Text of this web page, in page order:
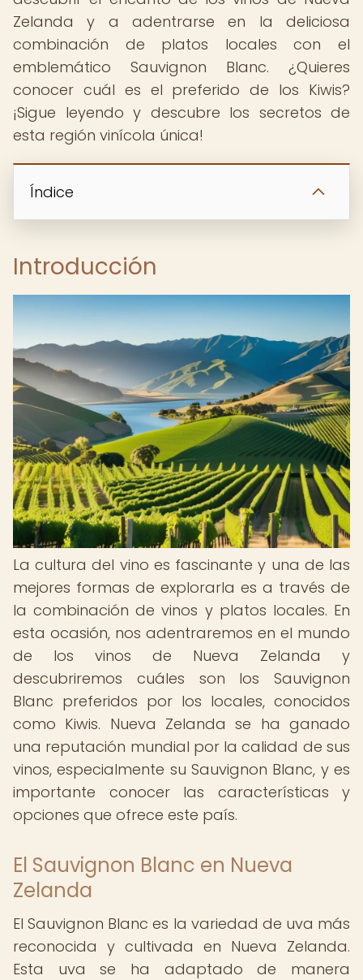
Zelanda y a adentrarse en la deliciosa
combinación de platos locales con el
emblemático Sauvignon Blanc. ¿Quieres
conocer cuál es el preferido de los Kiwis?
¡Sigue leyendo y descubre los secretos de
esta región vinícola única!
Índice
Introducción
La cultura del vino es fascinante y una de las
mejores formas de explorarla es a través de
la combinación de vinos y platos locales. En
esta ocasión, nos adentraremos en el mundo
de los vinos de Nueva Zelanda y
descubriremos cuáles son los Sauvignon
Blanc preferidos por los locales, conocidos
como Kiwis. Nueva Zelanda se ha ganado
una reputación mundial por la calidad de sus
vinos, especialmente su Sauvignon Blanc, y es
importante conocer las características y
opciones que ofrece este país.
El Sauvignon Blanc en Nueva
Zelanda
El Sauvignon Blanc es la variedad de uva más
reconocida y cultivada en Nueva Zelanda.
Esta uva se ha adaptado de manera